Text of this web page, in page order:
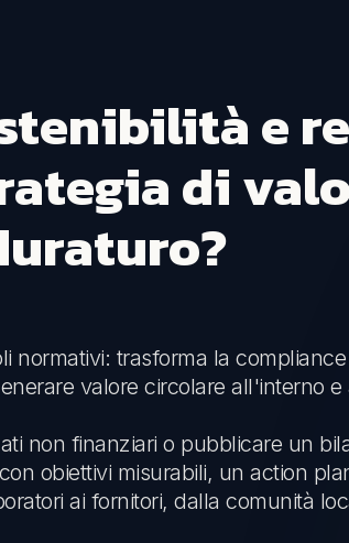
e
di
normativi: trasforma la
valore circolare all'interno
non finanziari o pubblicare un
obiettivi misurabili, un action
ai fornitori, dalla comunità